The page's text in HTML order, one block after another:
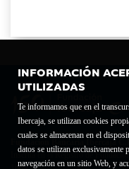
INFORMACIÓN
UTILIZADAS
Te informamos que en el
Ibercaja, se utilizan cookies
cuales se almacenan en el
datos se utilizan exclusivamente
navegación en un sitio Web, y
Fundación Bancaria Ibercaja
Inscrita en el Registro de